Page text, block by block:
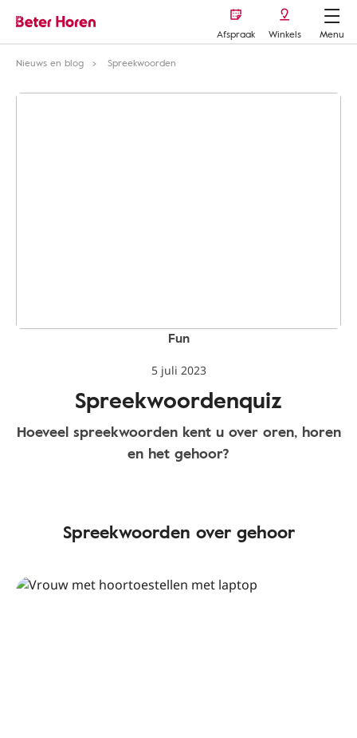
Afspraak Winkels
Menu
Nieuws en blog
Spreekwoorden
Fun
5 juli 2023
Spreekwoordenquiz
Hoeveel spreekwoorden kent u over oren, horen
en het gehoor?
Spreekwoorden over gehoor